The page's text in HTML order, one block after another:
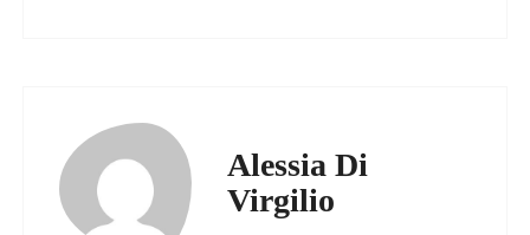
Alessia Di
Virgilio